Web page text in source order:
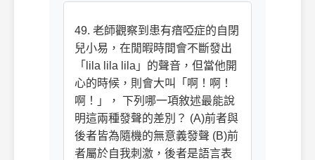
49. 老師觀察到患有瘖啞症的自閉
兒小易，在閒暇時間會不斷發出
「lila lila lila」的聲音，但當他開
心的時候，則會大叫「啊！啊！
啊！」， 下列哪一項敘述最能說
明這兩種發聲的差別？ (A)前者與
後者皆為隨機的無意義發聲 (B)前
者屬於自我刺激，後者是語言表